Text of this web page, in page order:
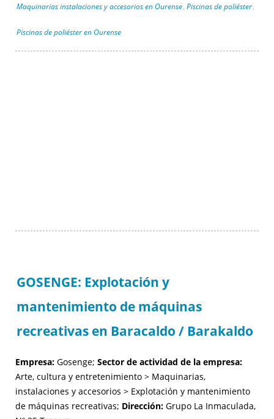
Maquinarias instalaciones y accesorios en Ourense , Piscinas de poliéster ,
Piscinas de poliéster en Ourense
GOSENGE: Explotación y
mantenimiento de máquinas
recreativas en Baracaldo / Barakaldo
Empresa: Gosenge; Sector de actividad de la empresa:
Arte, cultura y entretenimiento > Maquinarias,
instalaciones y accesorios > Explotación y mantenimiento
de máquinas recreativas; Dirección: Grupo La Inmaculada,